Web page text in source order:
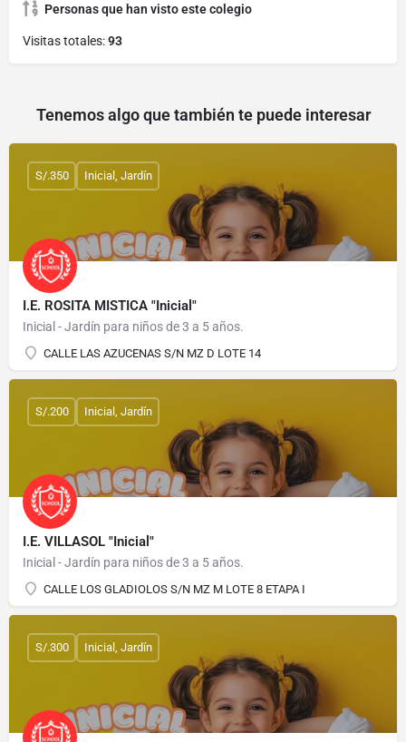
Personas que han visto este colegio
Visitas totales:93
Tenemos algo que también te puede interesar
I.E. ROSITA MISTICA "Inicial"
Inicial - Jardín para niños de 3 a 5 años.
CALLE LAS AZUCENAS S/N MZ D LOTE 14
S/.350 Inicial, Jardín
I.E. VILLASOL "Inicial"
Inicial - Jardín para niños de 3 a 5 años.
CALLE LOS GLADIOLOS S/N MZ M LOTE 8 ETAPA I
S/.200 Inicial, Jardín
S/.300 Inicial, Jardín